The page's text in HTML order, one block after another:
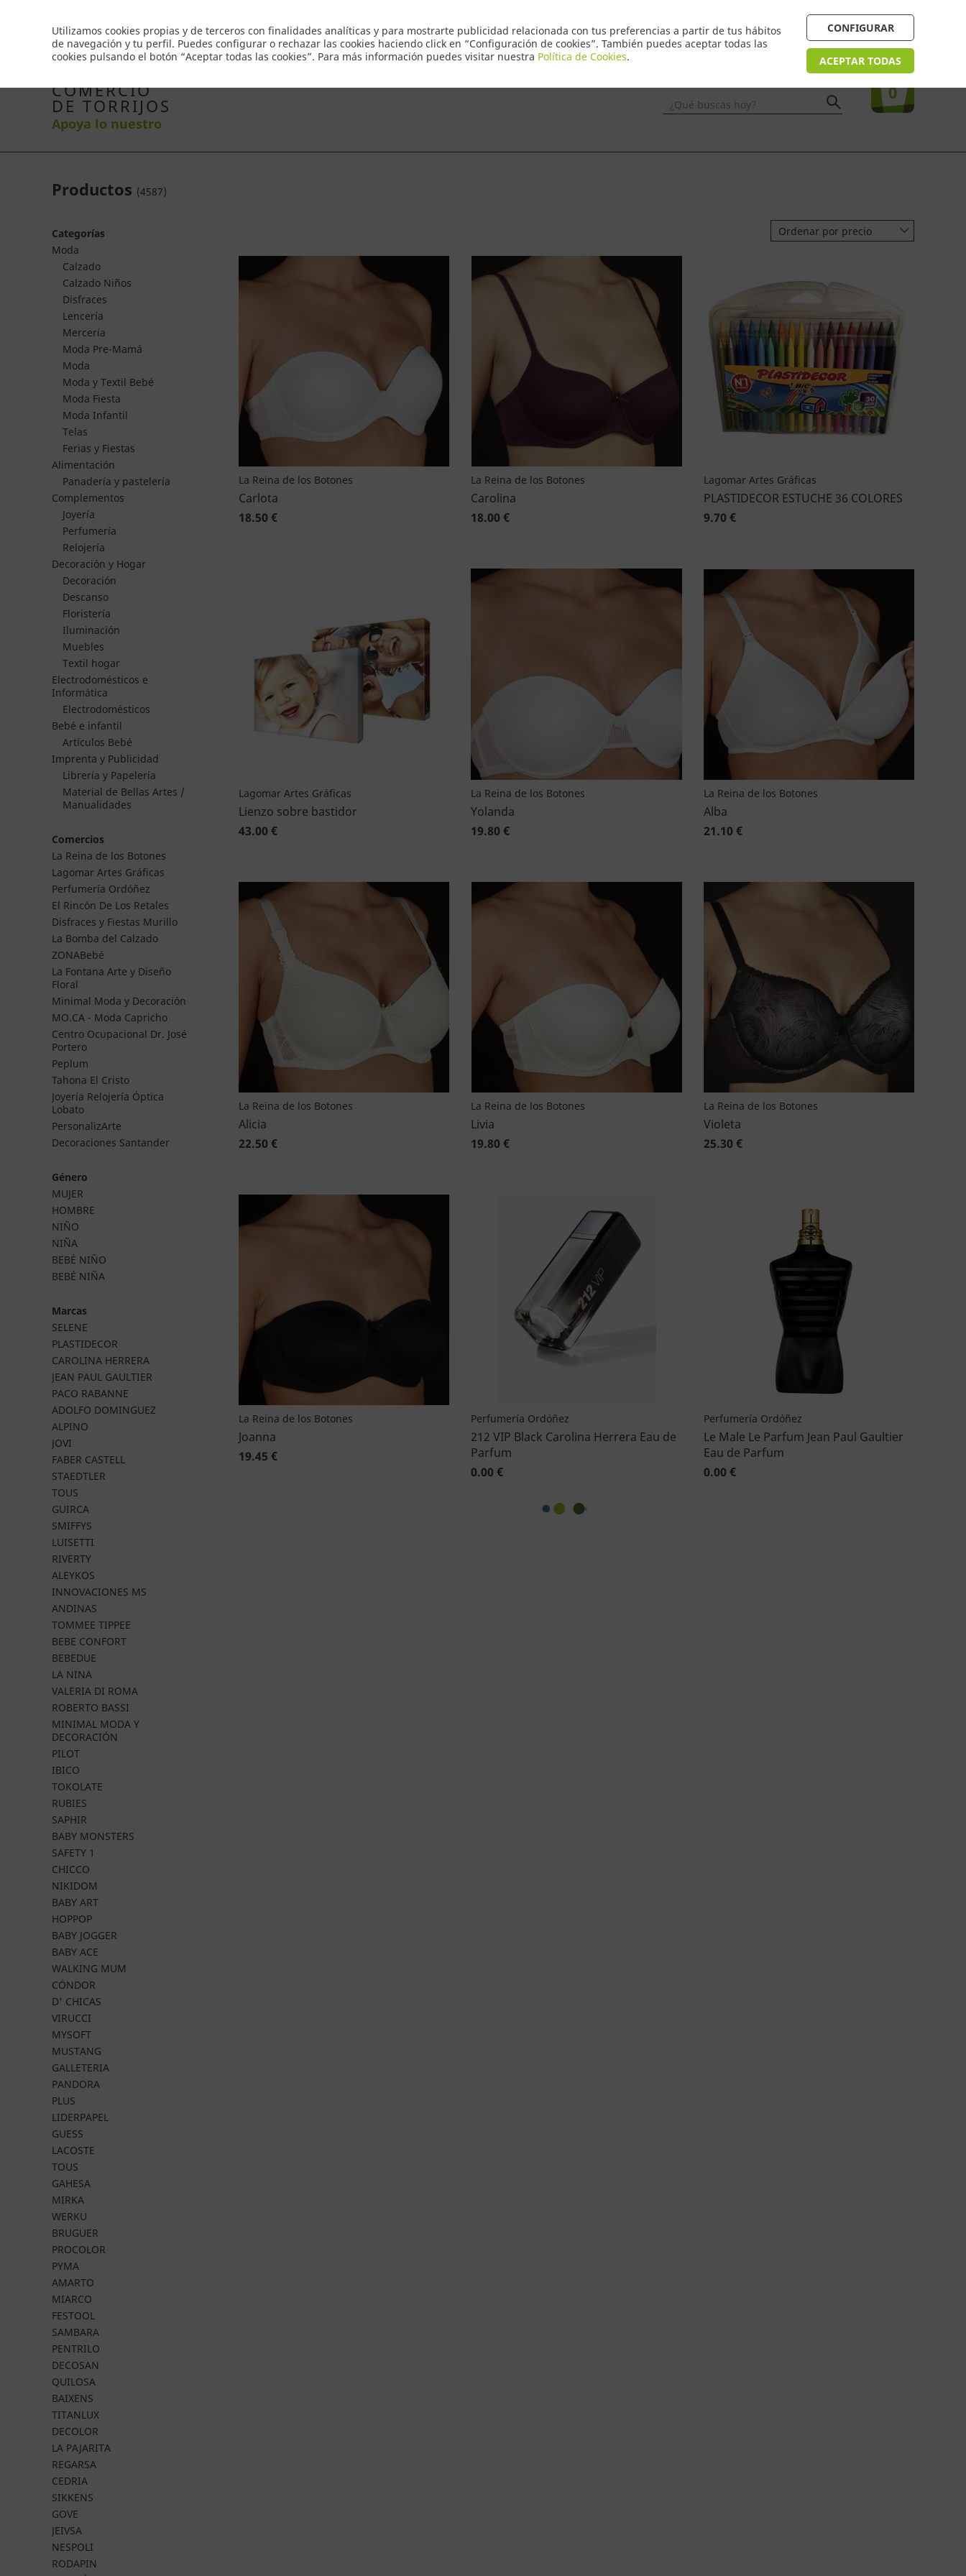
Utilizamos cookies propias y de terceros con finalidades analíticas y para mostrarte publicidad relacionada con tus preferencias a partir de tus hábitos
de navegación y tu perfil. Puedes configurar o rechazar las cookies haciendo click en “Configuración de cookies”. También puedes aceptar todas las
cookies pulsando el botón “Aceptar todas las cookies”. Para más información puedes visitar nuestra Política de Cookies.
CONFIGURAR
ACEPTAR TODAS
¿Necesitas ayuda? FAQ
Tu compra
0
Inicio Productos Comercios Ofertas Contacto
¿Qué buscas hoy?
COMERCIO
DE TORRIJOS
Apoya lo nuestro
Productos (4587)
Categorías
Moda
Calzado
Calzado Niños
Disfraces
Lencería
Mercería
Moda Pre-Mamá
Moda
Moda y Textil Bebé
Moda Fiesta
Moda Infantil
Telas
Ferias y Fiestas
Alimentación
Panadería y pastelería
Complementos
Joyería
Perfumería
Relojería
Decoración y Hogar
Decoración
Descanso
Floristería
Iluminación
Muebles
Textil hogar
Electrodomésticos e
Informática
Electrodomésticos
Bebé e infantil
Artículos Bebé
Imprenta y Publicidad
Librería y Papelería
Material de Bellas Artes /
Manualidades
Comercios
La Reina de los Botones
Lagomar Artes Gráficas
Perfumería Ordóñez
El Rincón De Los Retales
Disfraces y Fiestas Murillo
La Bomba del Calzado
ZONABebé
La Fontana Arte y Diseño
Floral
Minimal Moda y Decoración
MO.CA - Moda Capricho
Centro Ocupacional Dr. José
Portero
Peplum
Tahona El Cristo
Joyería Relojería Óptica
Lobato
PersonalizArte
Decoraciones Santander
Género
MUJER
HOMBRE
NIÑO
NIÑA
BEBÉ NIÑO
BEBÉ NIÑA
Marcas
SELENE
PLASTIDECOR
CAROLINA HERRERA
JEAN PAUL GAULTIER
PACO RABANNE
ADOLFO DOMINGUEZ
ALPINO
JOVI
FABER CASTELL
STAEDTLER
TOUS
GUIRCA
SMIFFYS
LUISETTI
RIVERTY
ALEYKOS
INNOVACIONES MS
ANDINAS
TOMMEE TIPPEE
BEBE CONFORT
BEBEDUE
LA NINA
VALERIA DI ROMA
ROBERTO BASSI
MINIMAL MODA Y
DECORACIÓN
PILOT
IBICO
TOKOLATE
RUBIES
SAPHIR
BABY MONSTERS
SAFETY 1
CHICCO
NIKIDOM
BABY ART
HOPPOP
BABY JOGGER
BABY ACE
WALKING MUM
CÓNDOR
D' CHICAS
VIRUCCI
MYSOFT
MUSTANG
GALLETERIA
PANDORA
PLUS
LIDERPAPEL
GUESS
LACOSTE
TOUS
GAHESA
MIRKA
WERKU
BRUGUER
PROCOLOR
PYMA
AMARTO
MIARCO
FESTOOL
SAMBARA
PENTRILO
DECOSAN
QUILOSA
BAIXENS
TITANLUX
DECOLOR
LA PAJARITA
REGARSA
CEDRIA
SIKKENS
GOVE
JEIVSA
NESPOLI
RODAPIN
Ordenar por precio
La Reina de los Botones
Carlota
18.50 €
La Reina de los Botones
Carolina
18.00 €
Lagomar Artes Gráficas
PLASTIDECOR ESTUCHE 36 COLORES
9.70 €
Lagomar Artes Gráficas
Lienzo sobre bastidor
43.00 €
La Reina de los Botones
Yolanda
19.80 €
La Reina de los Botones
Alba
21.10 €
La Reina de los Botones
Alicia
22.50 €
La Reina de los Botones
Livia
19.80 €
La Reina de los Botones
Violeta
25.30 €
La Reina de los Botones
Joanna
19.45 €
Perfumería Ordóñez
212 VIP Black Carolina Herrera Eau de
Parfum
0.00 €
Perfumería Ordóñez
Le Male Le Parfum Jean Paul Gaultier
Eau de Parfum
0.00 €